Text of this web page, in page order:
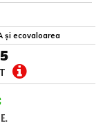
și ecovaloarea